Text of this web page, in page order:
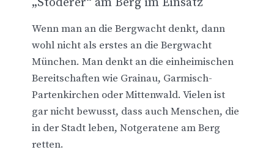
Wenn man an die Bergwacht denkt, dann
wohl nicht als erstes an die Bergwacht
München. Man denkt an die einheimischen
Bereitschaften wie Grainau, Garmisch-
Partenkirchen oder Mittenwald. Vielen ist
gar nicht bewusst, dass auch Menschen, die
in der Stadt leben, Notgeratene am Berg
retten.